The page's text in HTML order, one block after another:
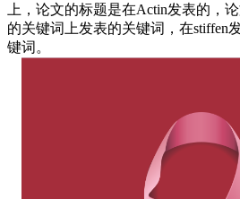
上，论文的标题是在Actin发表的，
的关键词上发表的关键词，在stiffen
键词。